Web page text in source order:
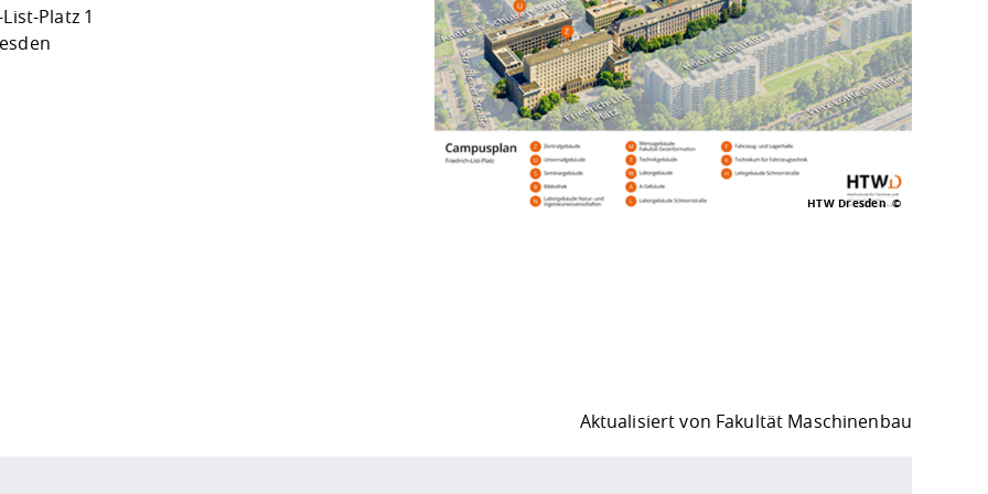
Platz 1
HTW Dresden
Aktualisiert von Fakultät Maschinenbau